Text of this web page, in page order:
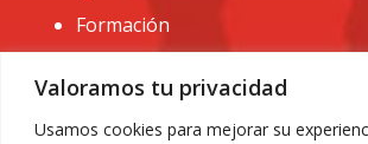
Valoramos tu privacidad
Usamos cookies para mejorar su
Formación
CONTACTO:
administracion@usomurcia.org